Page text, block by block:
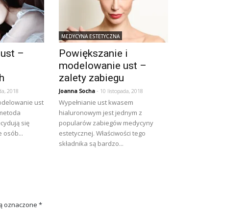
–
2018
ust
się
osób...
MEDYCYNA ESTETYCZNA
Powiększanie i
modelowanie ust –
zalety zabiegu
Joanna Socha- 10 listopada, 2018
Wypełnianie ust kwasem
hialuronowym jest jednym z
popularów zabiegów medycyny
estetycznej. Właściwości tego
składnika są bardzo...
oznaczone *